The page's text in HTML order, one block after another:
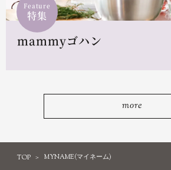
Feature
特集
mammyゴハン
more
TOP MYNAME(マイネーム)